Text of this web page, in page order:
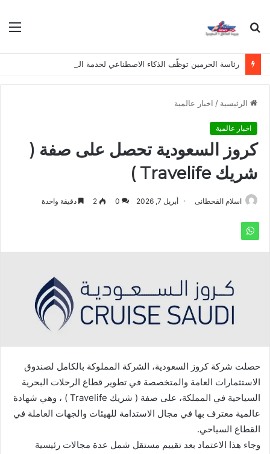
بحث
الرئيسية / اخبار عالمية
اخبار عالمية
كروز السعودية تحصل على صفة (
شريك Travelife )
اسلام القحطانى أبريل 7, 2026 0
2 دقيقة واحدة
حصلت شركة كروز السعودية، الشركة المملوكة بالكامل لصندوق
الاستثمارات العامة والمتخصصة في تطوير قطاع الرحلات البحرية
السياحية في المملكة، على صفة ( شريك Travelife ) ، وهي شهادة
عالمية معترف بها في مجال الاستدامة للهيئات والجهات العاملة في
القطاع السياحي.
وجاء هذا الاعتماد بعد تقييم مستقل شمل عدة مجالات رئيسية